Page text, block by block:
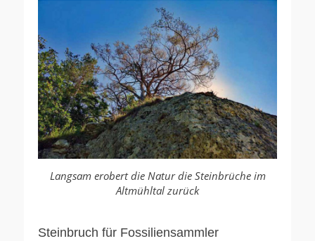
Langsam erobert die Natur die Steinbrüche im
Altmühltal zurück
Steinbruch für Fossiliensammler